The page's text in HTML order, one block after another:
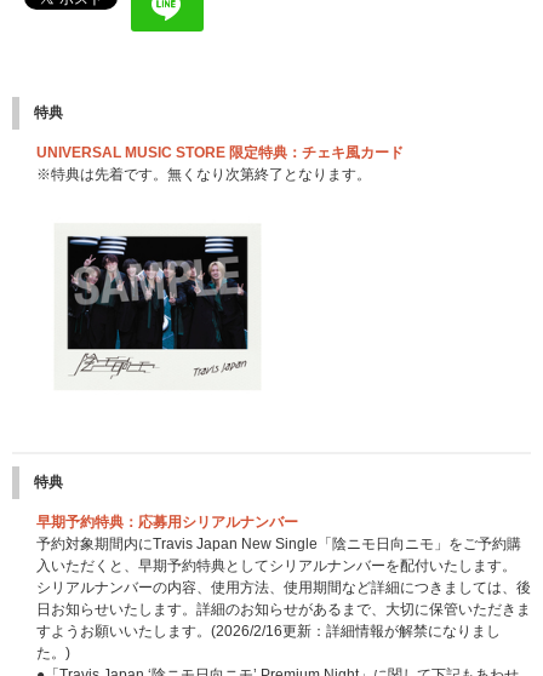
特典
UNIVERSAL MUSIC STORE 限定特典：チェキ風カード
※特典は先着です。無くなり次第終了となります。
特典
早期予約特典：応募用シリアルナンバー
予約対象期間内にTravis Japan New Single「陰ニモ日向ニモ」をご予約購
入いただくと、早期予約特典としてシリアルナンバーを配付いたします。
シリアルナンバーの内容、使用方法、使用期間など詳細につきましては、後
日お知らせいたします。詳細のお知らせがあるまで、大切に保管いただきま
すようお願いいたします。(2026/2/16更新：詳細情報が解禁になりまし
た。)